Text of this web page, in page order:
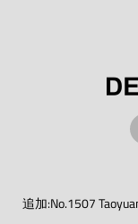
追加:No.1507